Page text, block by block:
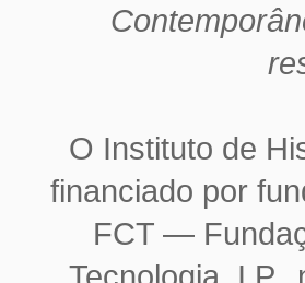
O Instituto de
financiado por
FCT —